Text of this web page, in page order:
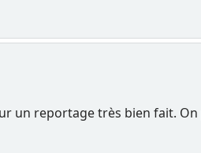
un reportage très bien fait.